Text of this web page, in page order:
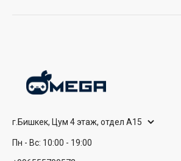
г.Бишкек, Цум 4 этаж, отдел А15
Пн - Вс: 10:00 - 19:00